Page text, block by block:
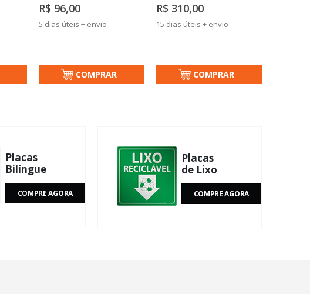
R$ 96,00
5 dias úteis + envio
COMPRAR
R$ 310,00
15 dias úteis + envio
COMPRAR
Placas
Bilíngue
COMPRE AGORA
Placas
de Lixo
COMPRE AGORA